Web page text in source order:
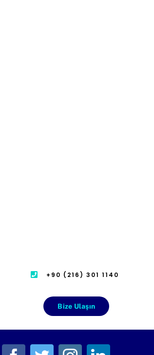
+90 (216) 301 1140
Bize Ulaşın